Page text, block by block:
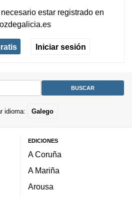
estar registradoen
Iniciar sesión
idioma: Galego
EDICIONES
A Coruña
A Mariña
Arousa